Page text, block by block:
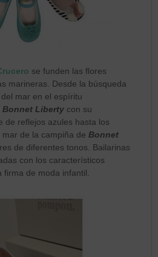
se funden las flores
marineras. Desde la búsqueda
mar en el espíritu
Bonnet Liberty con su
de reflejos azules hasta los
de la campiña de Bonnet
de diferentes tonos. Bailarinas
con los característicos
firma de moda infantil.